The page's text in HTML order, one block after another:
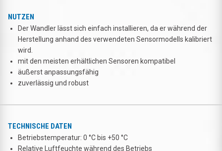
NUTZEN
Der Wandler lässt sich einfach installieren, da er während der
Herstellung anhand des verwendeten Sensormodells kalibriert
wird.
mit den meisten erhältlichen Sensoren kompatibel
äußerst anpassungsfähig
zuverlässig und robust
TECHNISCHE DATEN
Betriebstemperatur: 0 °C bis +50 °C
Relative Luftfeuchte während des Betriebs